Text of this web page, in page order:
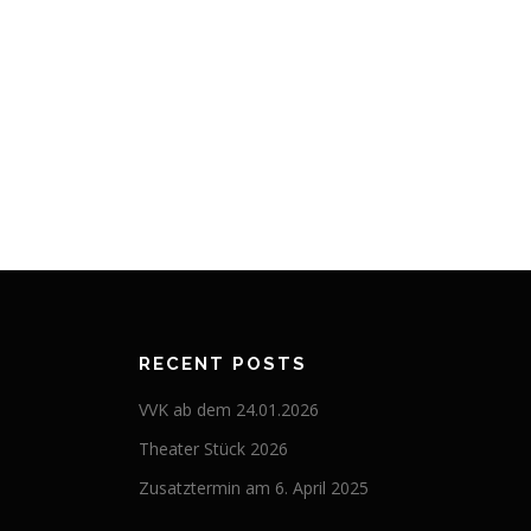
RECENT POSTS
VVK ab dem 24.01.2026
Theater Stück 2026
Zusatztermin am 6. April 2025